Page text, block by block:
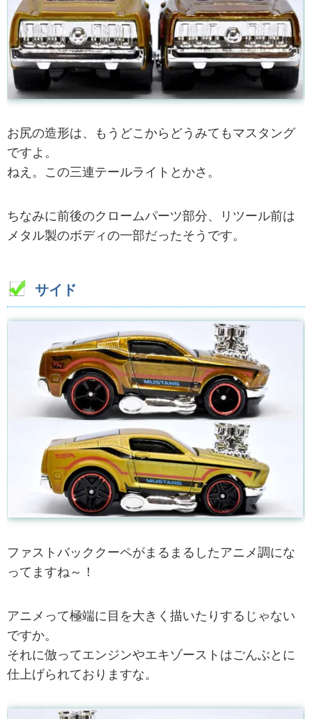
お尻の造形は、もうどこからどうみてもマスタング
ですよ。
ねえ。この三連テールライトとかさ。
ちなみに前後のクロームパーツ部分、リツール前は
メタル製のボディの一部だったそうです。
サイド
ファストバッククーペがまるまるしたアニメ調にな
ってますね～！
アニメって極端に目を大きく描いたりするじゃない
ですか。
それに倣ってエンジンやエキゾーストはごんぶとに
仕上げられておりますな。